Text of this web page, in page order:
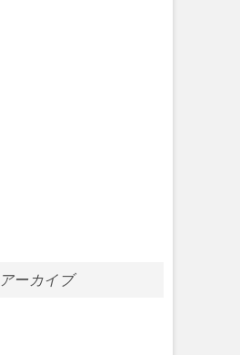
アーカイブ